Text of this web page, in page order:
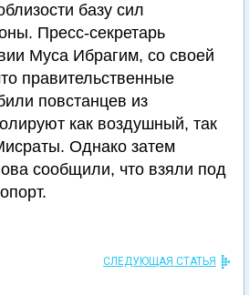
базу сил
Пресс-секретарь
Муса Ибрагим, со своей
правительственные
повстанцев из
как воздушный, так
Однако затем
сообщили, что взяли под
СЛЕДУЮЩАЯ СТАТЬЯ